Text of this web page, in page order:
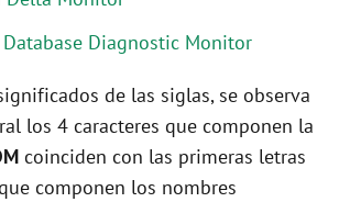
i
d
Diagnostic Monitor
de las siglas, se observa
los 4 caracteres que componen la
coinciden con las primeras letras
componen los nombres